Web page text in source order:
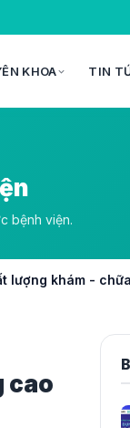
KHOA TIN
bệnh viện.
lượng khám -
cao